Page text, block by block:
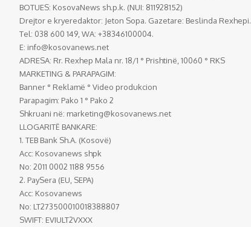
BOTUES: KosovaNews sh.p.k. (NUI: 811928152)
Drejtor e kryeredaktor: Jeton Sopa. Gazetare: Beslinda Rexhepi.
Tel: 038 600 149, WA: +38346100004.
E: info@kosovanews.net
ADRESA: Rr. Rexhep Mala nr. 18/1 ° Prishtinë, 10060 ° RKS
MARKETING & PARAPAGIM:
Banner ° Reklamë ° Video produkcion
Parapagim: Pako 1 ° Pako 2
Shkruani në: marketing@kosovanews.net
LLOGARITË BANKARE:
1. TEB Bank Sh.A. (Kosovë)
Acc: Kosovanews shpk
No: 2011 0002 1188 9556
2. PaySera (EU, SEPA)
Acc: Kosovanews
No: LT273500010018388807
SWIFT: EVIULT2VXXX